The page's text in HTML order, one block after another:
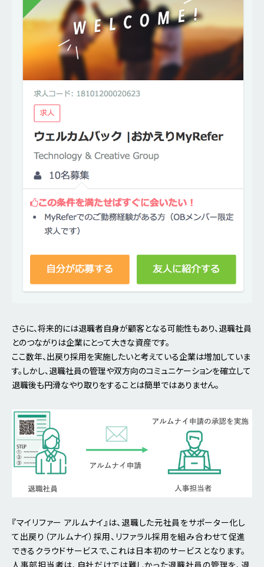
さらに、将来的には退職者自身が顧客となる可能性もあり、退職社員
とのつながりは企業にとって大きな資産です。
ここ数年、出戻り採用を実施したいと考えている企業は増加していま
す。しかし、退職社員の管理や双方向のコミュニケーションを確立して
退職後も円滑なやり取りをすることは簡単ではありません。
『マイリファー アルムナイ』は、退職した元社員をサポーター化し
て出戻り（アルムナイ）採用、リファラル採用を組み合わせて促進
できるクラウドサービスで、これは日本初のサービスとなります。